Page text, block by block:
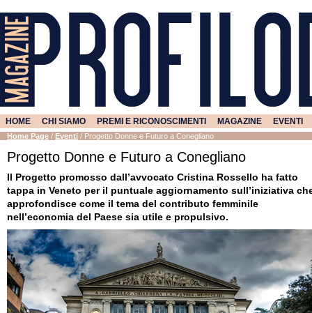
HOME CHI SIAMO PREMI E RICONOSCIMENTI MAGAZINE EVENTI
Home Page / Eventi / Progetto Donne e Futuro a Conegliano
Progetto Donne e Futuro a Conegliano
Il Progetto promosso dall’avvocato Cristina Rossello ha fatto
tappa in Veneto per il puntuale aggiornamento sull’iniziativa
approfondisce come il tema del contributo femminile
nell’economia del Paese sia utile e propulsivo.